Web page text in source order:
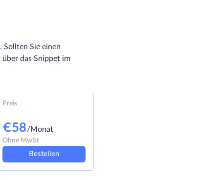
Sie einen
über das Snippet im
Preis
€58/Monat
Ohne MwSt
Bestellen